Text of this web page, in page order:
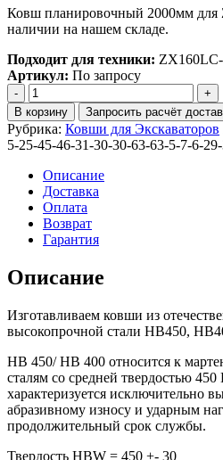
Ковш планировочный 2000мм для
наличии на нашем складе.
Подходит для техники:
Артикул: По запросу
Количество
Ковш
планировочный
2000мм
для
ZX160LC-
В корзину Запросить расчёт
Рубрика: Ковши для Экскаваторов
5-25-45-46-31-30-30-63-63-5-7-6-
Описание
Доставка
Оплата
Возврат
Гарантия
Описание
Изготавливаем ковши из
высокопрочной стали HB450,
HB 450/ HB 400 относится к
сталям со средней твердостью
характеризуется исключительно
абразивному износу и ударным
продолжительный срок службы.
Твердость HBW = 450 +- 30